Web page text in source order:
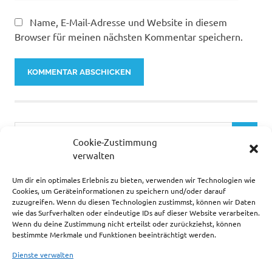
Cookie-Zustimmung
verwalten
Um dir ein optimales Erlebnis zu bieten, verwenden wir Technologien wie
Cookies, um Geräteinformationen zu speichern und/oder darauf
zuzugreifen. Wenn du diesen Technologien zustimmst, können wir Daten
wie das Surfverhalten oder eindeutige IDs auf dieser Website verarbeiten.
Wenn du deine Zustimmung nicht erteilst oder zurückziehst, können
bestimmte Merkmale und Funktionen beeinträchtigt werden.
Dienste verwalten
Name, E-Mail-Adresse und Website in diesem
Browser für meinen nächsten Kommentar speichern.
… ZUR ZEIT SEHR BELIEBT.